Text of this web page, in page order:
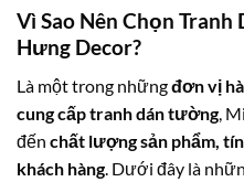
Vì Sao Nên Chọn
Hưng Decor?
Là một trong nhữngđơn vị
cung cấp tranh dán tường ,
đến chất lượng sản phẩm,
khách hàng . Dưới đây là